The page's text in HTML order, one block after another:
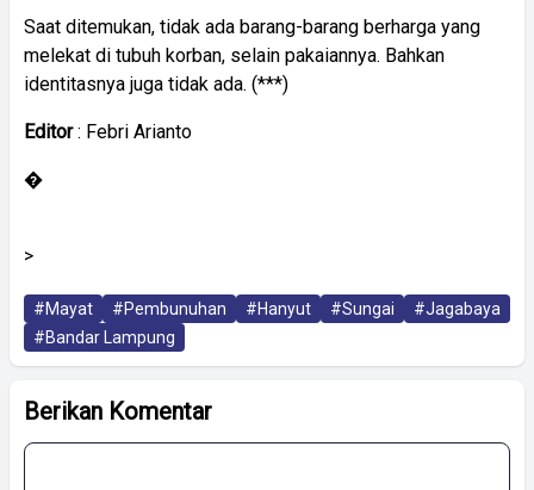
Saat ditemukan, tidak ada barang-barang berharga yang
melekat di tubuh korban, selain pakaiannya. Bahkan
identitasnya juga tidak ada. (***)
Editor: Febri Arianto
�
>
#Mayat #Pembunuhan #Hanyut #Sungai
#Jagabaya
#Bandar Lampung
Berikan Komentar